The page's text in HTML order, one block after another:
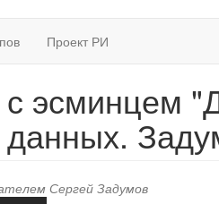
Проект РИ
с эсминцем
Сергей Задумов